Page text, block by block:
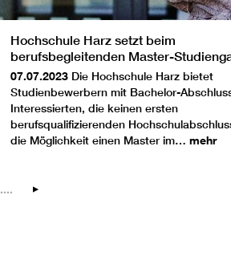
Hochschule Harz setzt beim
berufsbegleitenden Master-
„Public Management“ auf mehr
Durchlässigkeit
07.07.2023 Die Hochschule Harz bietet
Studienbewerbern mit Bachelor-
Interessierten, die keinen ersten
berufsqualifizierenden
die Möglichkeit einen Master im… mehr
....